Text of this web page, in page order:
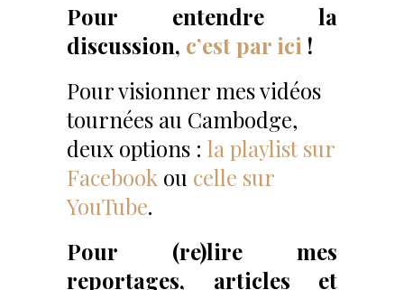
Pour entendre la
discussion, c’est par ici !
Pour visionner mes vidéos
tournées au Cambodge,
deux options : la playlist sur
Facebook ou celle sur
YouTube.
Pour (re)lire mes
reportages, articles et